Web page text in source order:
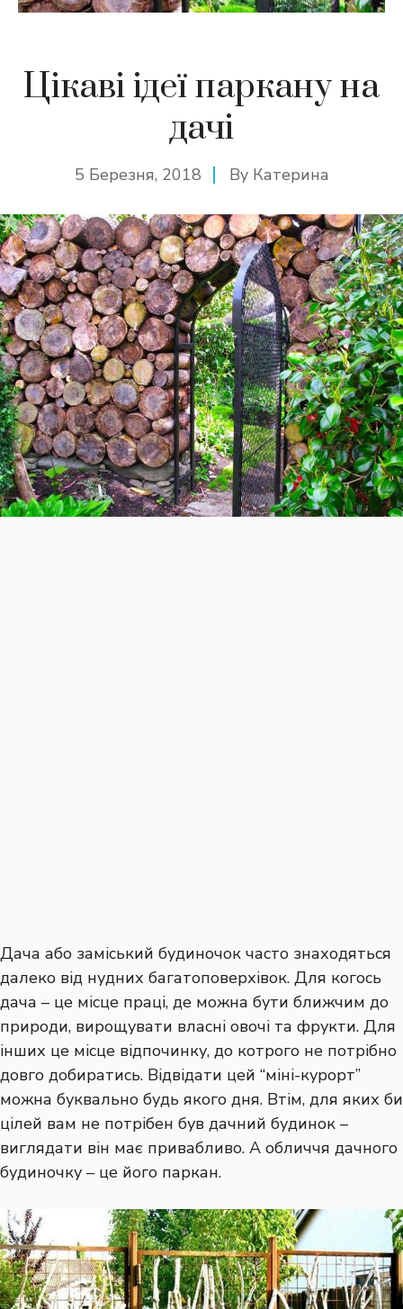
Цікаві ідеї паркану на
дачі
5 Березня, 2018 By Катерина
Дача або заміський будиночок часто знаходяться
далеко від нудних багатоповерхівок. Для когось
дача – це місце праці, де можна бути ближчим до
природи, вирощувати власні овочі та фрукти. Для
інших це місце відпочинку, до котрого не потрібно
довго добиратись. Відвідати цей “міні-курорт”
можна буквально будь якого дня. Втім, для яких би
цілей вам не потрібен був дачний будинок –
виглядати він має привабливо. А обличчя дачного
будиночку – це його паркан.